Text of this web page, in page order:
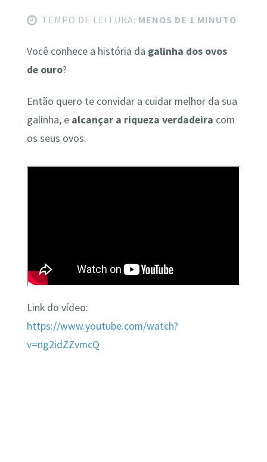
TEMPO DE LEITURA: MENOS DE 1 MINUTO
Você conhece a história da galinha dos ovos
de ouro?
Então quero te convidar a cuidar melhor da sua
galinha, e alcançar a riqueza verdadeira com
os seus ovos.
Link do vídeo:
https://www.youtube.com/watch?
v=ng2idZZvmcQ